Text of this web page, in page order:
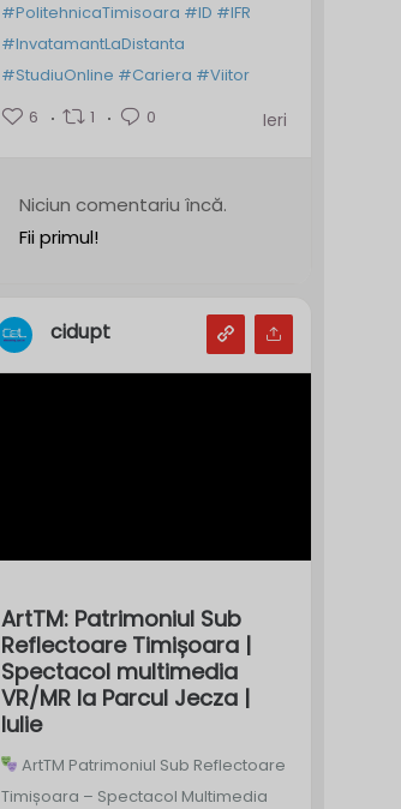
#PolitehnicaTimisoara #ID #IFR
#InvatamantLaDistanta
#StudiuOnline #Cariera #Viitor
6
1 0 Ieri
Niciun comentariu încă.
Fii primul!
cidupt
ArtTM: Patrimoniul Sub
Reflectoare Timișoara |
Spectacol multimedia
VR/MR la Parcul Jecza |
Iulie
ArtTM Patrimoniul Sub Reflectoare
Timișoara – Spectacol Multimedia